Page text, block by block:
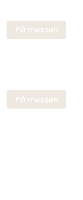
På messen
På messen